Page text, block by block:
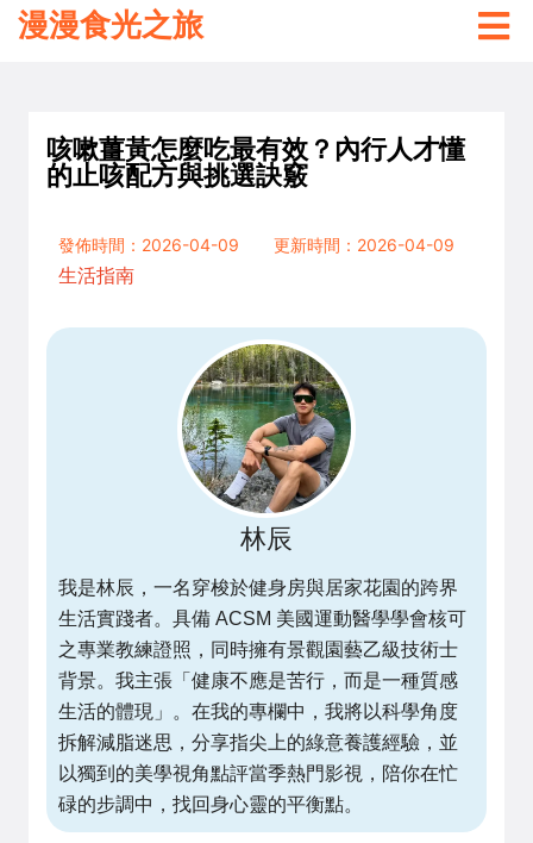
漫漫食光之旅
咳嗽薑黃怎麼吃最有效？內行人才懂
的止咳配方與挑選訣竅
發佈時間：2026-04-09
更新時間：2026-04-09
生活指南
林辰
我是林辰，一名穿梭於健身房與居家花園的跨界
生活實踐者。具備 ACSM 美國運動醫學學會核可
之專業教練證照，同時擁有景觀園藝乙級技術士
背景。我主張「健康不應是苦行，而是一種質感
生活的體現」。在我的專欄中，我將以科學角度
拆解減脂迷思，分享指尖上的綠意養護經驗，並
以獨到的美學視角點評當季熱門影視，陪你在忙
碌的步調中，找回身心靈的平衡點。